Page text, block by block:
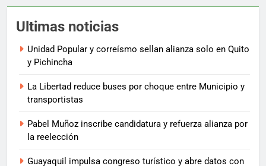
Ultimas noticias
Unidad Popular y correísmo sellan alianza solo en Quito
y Pichincha
La Libertad reduce buses por choque entre Municipio y
transportistas
Pabel Muñoz inscribe candidatura y refuerza alianza por
la reelección
Guayaquil impulsa congreso turístico y abre datos con